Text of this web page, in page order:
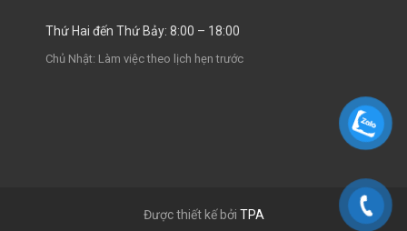
Thứ Hai đến Thứ Bảy: 8:00 – 18:00
Chủ Nhật: Làm việc theo lịch hẹn trước
Được thiết kế bởi TPA